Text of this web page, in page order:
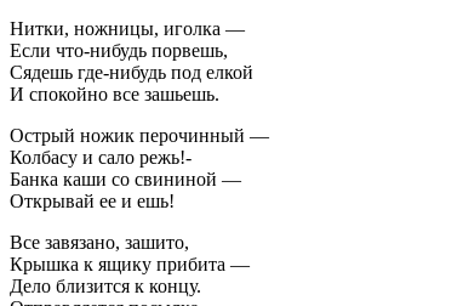
Нитки, ножницы, иголка —
Если что-нибудь порвешь,
Сядешь где-нибудь под елкой
И спокойно все зашьешь.
Острый ножик перочинный —
Колбасу и сало режь!-
Банка каши со свининой —
Открывай ее и ешь!
Все завязано, зашито,
Крышка к ящику прибита —
Дело близится к концу.